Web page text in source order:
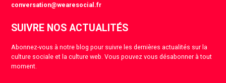
conversation@wearesocial.fr
SUIVRE NOS ACTUALITÉS
Abonnez-vous à notre blog pour suivre les dernières actualités sur la
culture sociale et la culture web. Vous pouvez vous désabonner à tout
moment.